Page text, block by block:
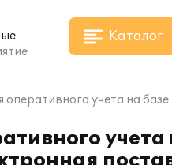
Каталог
оперативного учета на